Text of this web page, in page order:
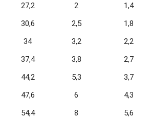
27,2 2
1,4
30,6 2,5
1,8
34 3,2
2,2
37,4 3,8
2,7
44,2 5,3
3,7
47,6 6
4,3
54,4 8 5,6